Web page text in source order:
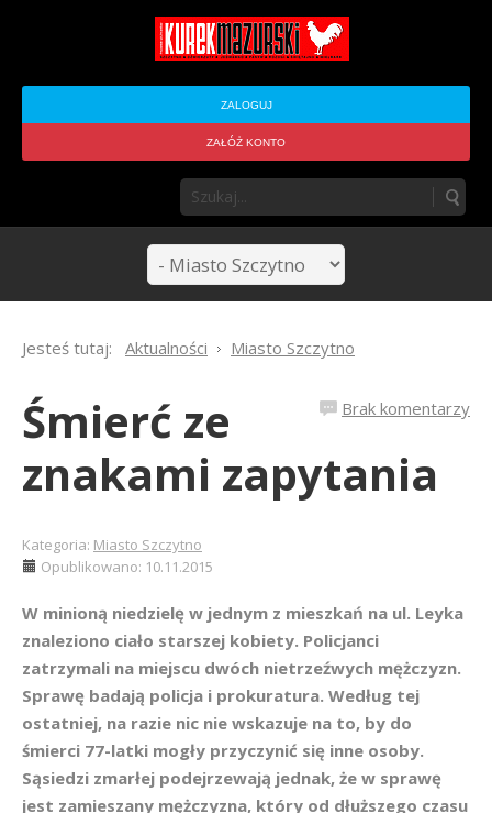
ZALOGUJ
ZAŁÓŻ KONTO
Jesteś tutaj: Aktualności Miasto Szczytno
Brak komentarzy
Śmierć ze
znakami zapytania
Kategoria: Miasto Szczytno
Opublikowano: 10.11.2015
W minioną niedzielę w jednym z mieszkań na ul. Leyka
znaleziono ciało starszej kobiety. Policjanci
zatrzymali na miejscu dwóch nietrzeźwych mężczyzn.
Sprawę badają policja i prokuratura. Według tej
ostatniej, na razie nic nie wskazuje na to, by do
śmierci 77-latki mogły przyczynić się inne osoby.
Sąsiedzi zmarłej podejrzewają jednak, że w sprawę
jest zamieszany mężczyzna, który od dłuższego czasu